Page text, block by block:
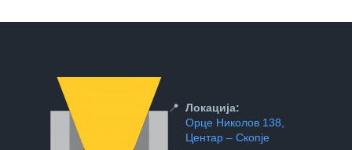
📍 Локација:
Орце Николов 138,
Центар – Скопје